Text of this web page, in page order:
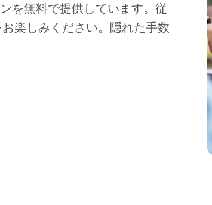
を無料で提供しています。従
楽しみください。隠れた手数